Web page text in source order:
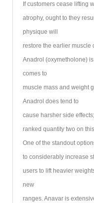
If customers cease lifting
atrophy, ought to they
physique will
restore the earlier muscle
Anadrol (oxymetholone)
comes to
muscle mass and weight
Anadrol does tend to
cause harsher side
ranked quantity two on
One of the standout
to considerably increase
users to lift heavier
new
ranges. Anavar is